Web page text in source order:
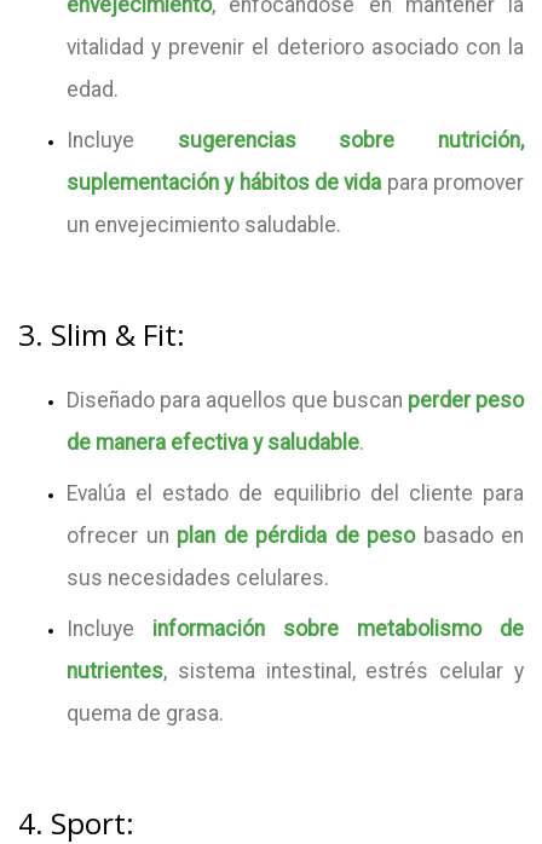
envejecimiento, enfocándose en mantener la
vitalidad y prevenir el deterioro asociado con la
edad.
Incluye sugerencias sobre nutrición,
suplementación y hábitos de vida para promover
un envejecimiento saludable.
3. Slim & Fit:
Diseñado para aquellos que buscan perder peso
de manera efectiva y saludable.
Evalúa el estado de equilibrio del cliente para
ofrecer un plan de pérdida de pesobasado en
sus necesidades celulares.
Incluye información sobre metabolismo de
nutrientes, sistema intestinal, estrés celular y
quema de grasa.
4. Sport: